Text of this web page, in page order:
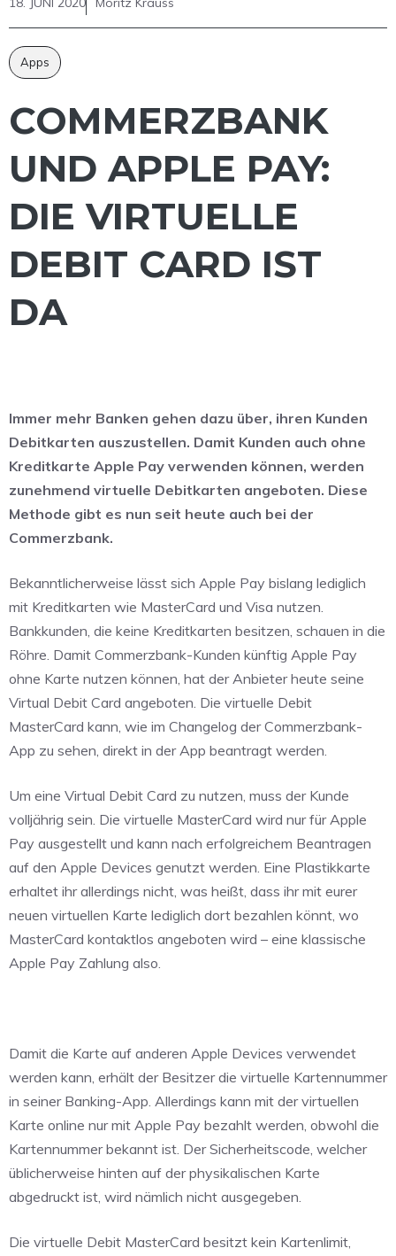
Apps
COMMERZBANK
UND APPLE PAY:
DIE VIRTUELLE
DEBIT CARD IST
DA
Immer mehr Banken gehen dazu über, ihren Kunden
Debitkarten auszustellen. Damit Kunden auch ohne
Kreditkarte Apple Pay verwenden können, werden
zunehmend virtuelle Debitkarten angeboten. Diese
Methode gibt es nun seit heute auch bei der
Commerzbank.
Bekanntlicherweise lässt sich Apple Pay bislang lediglich
mit Kreditkarten wie MasterCard und Visa nutzen.
Bankkunden, die keine Kreditkarten besitzen, schauen in die
Röhre. Damit Commerzbank-Kunden künftig Apple Pay
ohne Karte nutzen können, hat der Anbieter heute seine
Virtual Debit Card angeboten. Die virtuelle Debit
MasterCard kann, wie im Changelog der Commerzbank-
App zu sehen, direkt in der App beantragt werden.
Um eine Virtual Debit Card zu nutzen, muss der Kunde
volljährig sein. Die virtuelle MasterCard wird nur für Apple
Pay ausgestellt und kann nach erfolgreichem Beantragen
auf den Apple Devices genutzt werden. Eine Plastikkarte
erhaltet ihr allerdings nicht, was heißt, dass ihr mit eurer
neuen virtuellen Karte lediglich dort bezahlen könnt, wo
MasterCard kontaktlos angeboten wird – eine klassische
Apple Pay Zahlung also.
Damit die Karte auf anderen Apple Devices verwendet
werden kann, erhält der Besitzer die virtuelle Kartennummer
in seiner Banking-App. Allerdings kann mit der virtuellen
Karte online nur mit Apple Pay bezahlt werden, obwohl die
Kartennummer bekannt ist. Der Sicherheitscode, welcher
üblicherweise hinten auf der physikalischen Karte
abgedruckt ist, wird nämlich nicht ausgegeben.
Die virtuelle Debit MasterCard besitzt kein Kartenlimit,